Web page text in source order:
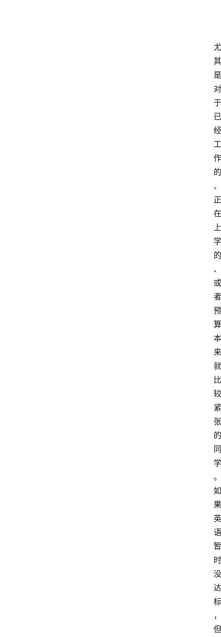
尤
其
是
对
于
已
经
工
作
的
、
正
在
上
学
的
、
或
者
预
算
本
来
就
比
较
紧
张
的
同
学
。
如
果
英
语
暂
时
没
达
标
，
但